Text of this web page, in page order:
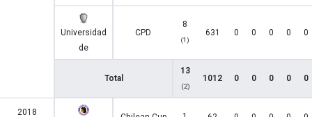
Universidad
de
CPD
8
(1)
631 0 0 0 0 0
Total
13
(2)
1012 0 0 0 0 0
2018